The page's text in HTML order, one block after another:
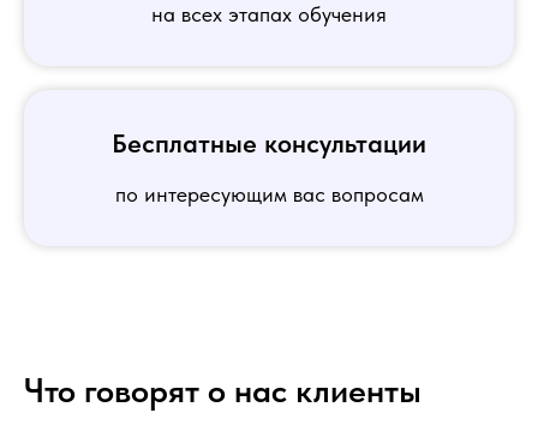
на всех этапах обучения
Бесплатные консультации
по интересующим вас вопросам
Что говорят о нас клиенты